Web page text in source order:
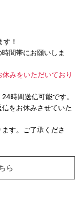
！
間帯にお願いしま
みをいただいており
時間送信可能です。
をお休みさせていた
す。ご了承くださ
ら